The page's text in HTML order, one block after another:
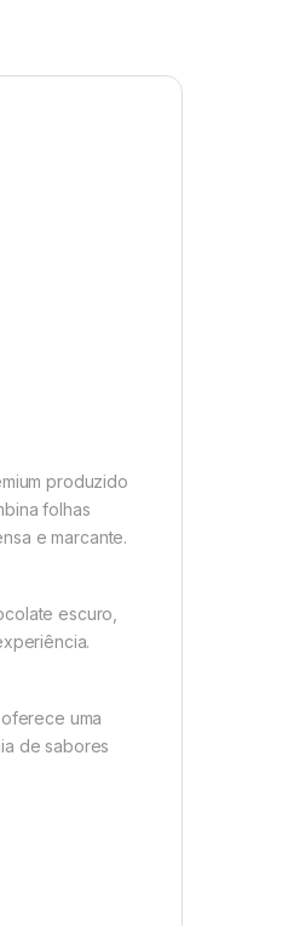
produzido
folhas
e marcante.
escuro,
uma
de sabores